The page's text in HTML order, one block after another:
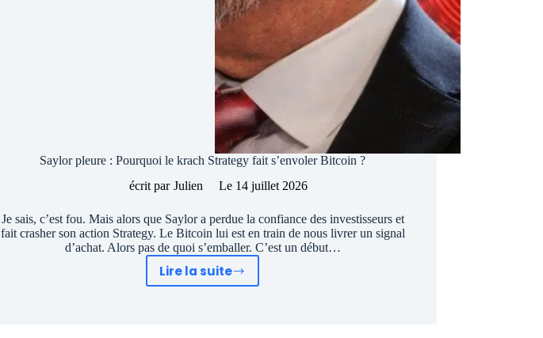
Saylor pleure : Pourquoi le krach Strategy fait s’envoler Bitcoin ?
écrit par Julien Le 14 juillet 2026
Je sais, c’est fou. Mais alors que Saylor a perdue la confiance des investisseurs et
fait crasher son action Strategy. Le Bitcoin lui est en train de nous livrer un signal
d’achat. Alors pas de quoi s’emballer. C’est un début…
Lire la suite
Saylor